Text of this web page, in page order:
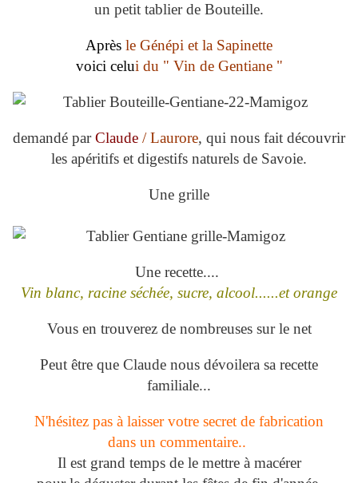
un petit tablier de Bouteille.
Après le Génépi et la Sapinette
voici celui du " Vin de Gentiane "
demandé parClaude / Laurore, qui nous fait découvrir
les apéritifs et digestifs naturels de Savoie.
Une grille
Une recette....
Vin blanc, racine séchée, sucre, alcool......et orange
Vous en trouverez de nombreuses sur le net
Peut être que Claude nous dévoilera sa recette
familiale...
N'hésitez pas à laisser votre secret de fabrication
dans un commentaire..
Il est grand temps de le mettre à macérer